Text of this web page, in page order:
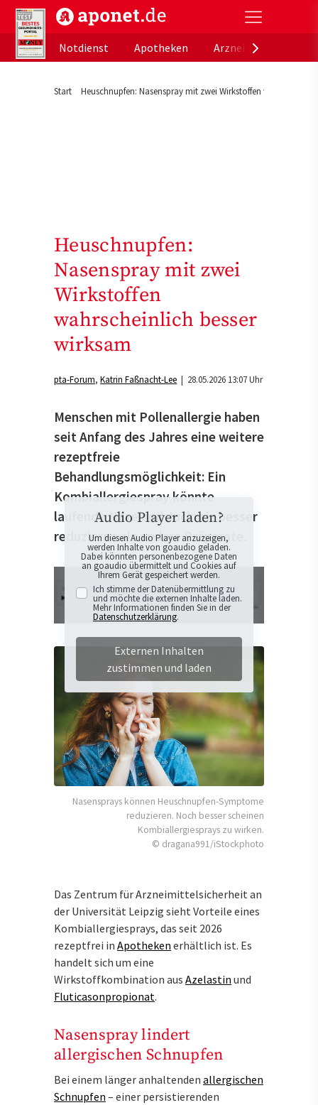
aponet.de - Das offizielle Gesundheitsportal der
Notdienst
Apotheken
Start Heuschnupfen: Nasenspray mit zwei Wirkstoffen
Heuschnupfen:
Nasenspray mit zwei
Wirkstoffen
wahrscheinlich besser
wirksam
pta-Forum Katrin Faßnacht-Lee | 28.05.2026 13:07 Uhr
Menschen mit Pollenallergie haben
seit Anfang des Jahres eine weitere
rezeptfreie
Behandlungsmöglichkeit: Ein
Kombiallergiespray könnte
laufende Nase und Juckreiz besser
reduzieren als andere Präparate.
Audio Player laden?
Um diesen Audio Player anzuzeigen,
werden Inhalte von goaudio geladen.
Dabei könnten personenbezogene Daten
an goaudio übermittelt und Cookies auf
Ihrem Gerät gespeichert werden.
Ich stimme der Datenübermittlung zu
und möchte die externen Inhalte laden.
Mehr Informationen finden Sie in der
Datenschutzerklärung.
Externen Inhalten
zustimmen und laden
Nasensprays können Heuschnupfen-Symptome
reduzieren. Noch besser scheinen
Kombiallergiesprays zu wirken.
© dragana991/iStockphoto
Das Zentrum für Arzneimittelsicherheit an
der Universität Leipzig sieht Vorteile eines
Kombiallergiesprays, das seit 2026
rezeptfrei in Apotheken erhältlich ist. Es
handelt sich um eine
Wirkstoffkombination aus Azelastin und
Fluticasonpropionat.
Nasenspray lindert
allergischen Schnupfen
Bei einem länger anhaltenden allergischen
Schnupfen – einer persistierenden